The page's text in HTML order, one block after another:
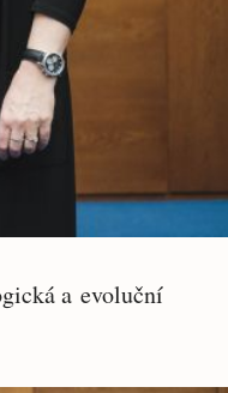
a evoluční